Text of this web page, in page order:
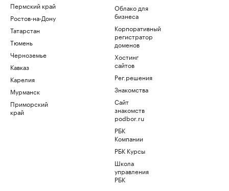
Пермский край
Ростов-на-Дону
Татарстан
Тюмень
Черноземье
Кавказ
Карелия
Мурманск
Приморский
край
Облако для
бизнеса
Корпоративный
регистратор
доменов
Хостинг
сайтов
Рег.решения
Знакомства
Сайт
знакомств
podbor.ru
РБК
Компании
РБК Курсы
Школа
управления
РБК